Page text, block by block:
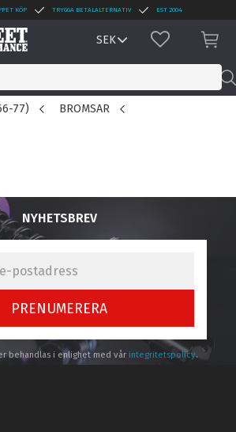
KÖP TRYGGA BETALALTERNATIV EST 2004
FAVORITER
77)
BROMSAR
NYHETSBREV
PRENUMERERA
behandlas i enlighet med vår integritetspolicy.